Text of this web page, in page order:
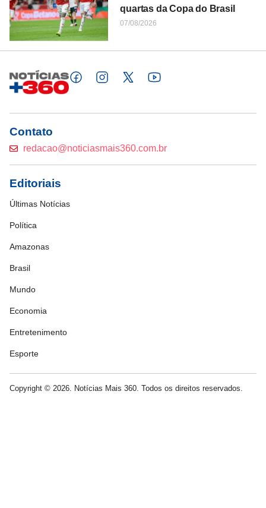
quartas da Copa do Brasil
07/08/2026
Contato
redacao@noticiasmais360.com.br
Editoriais
Últimas Notícias
Política
Amazonas
Brasil
Mundo
Economia
Entretenimento
Esporte
Copyright © 2026. Notícias Mais 360. Todos os direitos reservados.